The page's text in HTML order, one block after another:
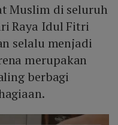
Muslim di seluruh
Raya Idul Fitri
selalu menjadi
merupakan
berbagi